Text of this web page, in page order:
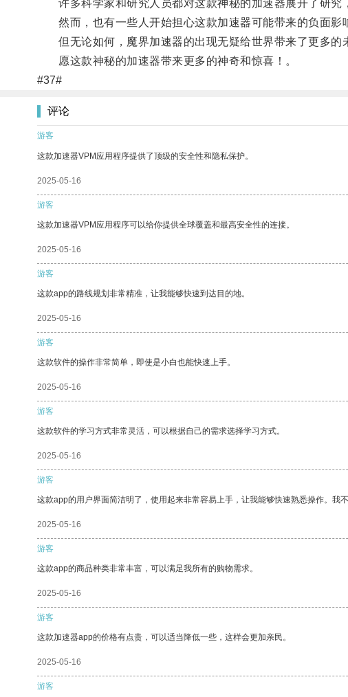
许多科学家和研究人员都对这款神秘的加速器展开了研究
然而，也有一些人开始担心这款加速器可能带来的负面影
但无论如何，魔界加速器的出现无疑给世界带来了更多的
愿这款神秘的加速器带来更多的神奇和惊喜！。
#37#
评论
游客
这款加速器VPM应用程序提供了顶级的安全性和隐私保护。
2025-05-16
游客
这款加速器VPM应用程序可以给你提供全球覆盖和最高安全性的连接。
2025-05-16
游客
这款app的路线规划非常精准，让我能够快速到达目的地。
2025-05-16
游客
这款软件的操作非常简单，即使是小白也能快速上手。
2025-05-16
游客
这款软件的学习方式非常灵活，可以根据自己的需求选择学习方式。
2025-05-16
游客
这款app的用户界面简洁明了，使用起来非常容易上手，让我能够快速熟悉操作。我
2025-05-16
游客
这款app的商品种类非常丰富，可以满足我所有的购物需求。
2025-05-16
游客
这款加速器app的价格有点贵，可以适当降低一些，这样会更加亲民。
2025-05-16
游客